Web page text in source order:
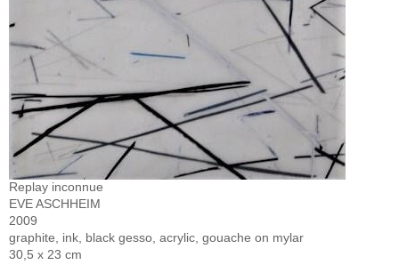
Replay inconnue
EVE ASCHHEIM
2009
graphite, ink, black gesso, acrylic, gouache on mylar
30,5 x 23 cm